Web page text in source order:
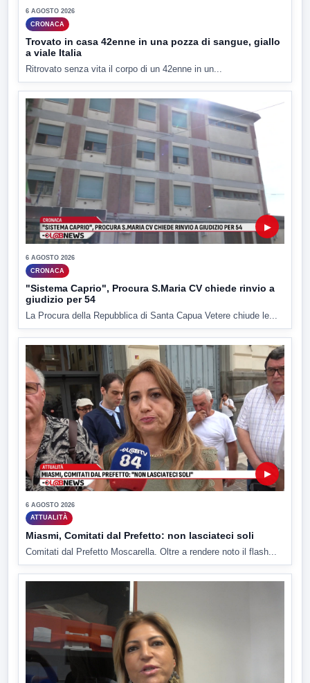
6 AGOSTO 2026
CRONACA
Trovato in casa 42enne in una pozza di sangue, giallo
a viale Italia
Ritrovato senza vita il corpo di un 42enne in un...
▶
6 AGOSTO 2026
CRONACA
"Sistema Caprio", Procura S.Maria CV chiede rinvio a
giudizio per 54
La Procura della Repubblica di Santa Capua Vetere chiude le...
▶
6 AGOSTO 2026
ATTUALITÀ
Miasmi, Comitati dal Prefetto: non lasciateci soli
Comitati dal Prefetto Moscarella. Oltre a rendere noto il flash...